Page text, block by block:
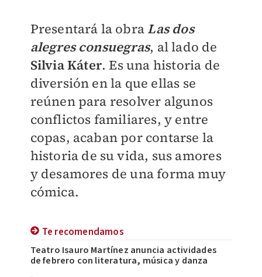
Presentará la obra Las dos
alegres consuegras, al lado de
Silvia Káter. Es una historia de
diversión en la que ellas se
reúnen para resolver algunos
conflictos familiares, y entre
copas, acaban por contarse la
historia de su vida, sus amores
y desamores de una forma muy
cómica.
Te recomendamos
Teatro Isauro Martínez anuncia actividades
de febrero con literatura, música y danza